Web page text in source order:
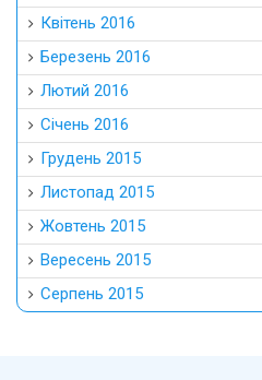
Квітень 2016
Березень 2016
Лютий 2016
Січень 2016
Грудень 2015
Листопад 2015
Жовтень 2015
Вересень 2015
Серпень 2015